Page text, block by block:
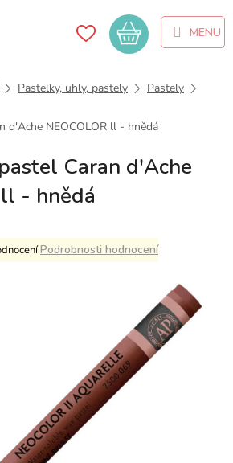
Nákupní
košík
Pastelky, uhly, pastely
Pastely
d'Ache NEOCOLOR ll - hnědá
Caran d'Ache
ll - hnědá
Podrobnosti hodnocení